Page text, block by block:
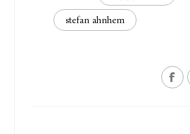
stefan ahnhem